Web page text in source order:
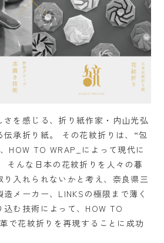
さを感じる、折り紙作家・内山光弘
伝承折り紙。 その花紋折りは、“包
HOW TO WRAP_によって現代に
そんな日本の花紋折りを人々の暮
り入れられないかと考え、奈良県三
メーカー、LINKSの極限まで薄く
む技術によって、HOW TO
で花紋折りを再現することに成功